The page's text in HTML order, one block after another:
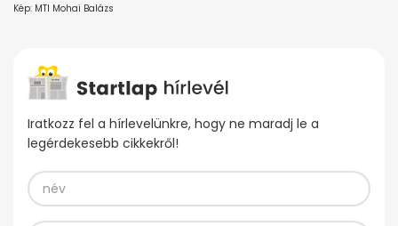
Kép: MTI Mohai Balázs
Iratkozz fel a hírlevelünkre, hogy ne maradj le a
legérdekesebb cikkekről!